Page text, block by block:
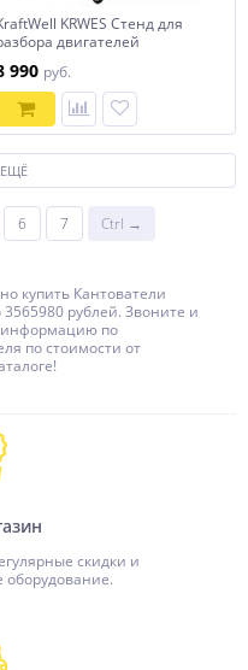
KRWES Стенд для
двигателей
990 руб.
6 7 Ctrl →
купить Кантователи
рублей. Звоните и
информацию по
по стоимости от
скидки и
оборудование.